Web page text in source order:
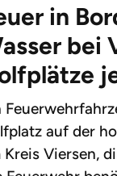
in
bei
auf der
Kreis Viersen,